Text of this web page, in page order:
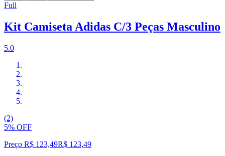
Full
Kit Camiseta Adidas C/3 Peças Masculino
5.0
(2)
5% OFF
Preço R$ 123,49R$ 123,49